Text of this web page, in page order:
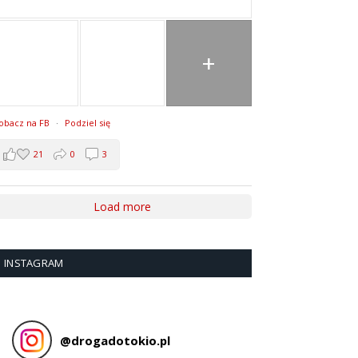
+
na FB · Podziel się
21 0 3
Load more
INSTAGRAM
@drogadotokio.pl